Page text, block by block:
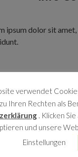
ipsum dolor sit
Lorem
amet,
tempor
labore
verwendet
Ihren Rechten als
. Klicken Sie
und unsere
Einstellungen